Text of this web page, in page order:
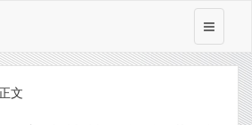
文